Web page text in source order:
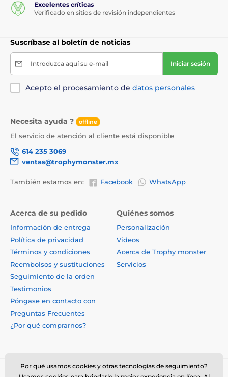
Excelentes críticas
Verificado en sitios de revisión independientes
Suscríbase al boletín de noticias
Introduzca aquí su e-mail Iniciar sesión
Acepto el procesamiento de datos personales
Necesita ayuda ? offline
El servicio de atención al cliente está disponible
614 235 3069
ventas@trophymonster.mx
También estamos en: Facebook WhatsApp
Acerca de su pedido
Información de entrega
Política de privacidad
Términos y condiciones
Reembolsos y sustituciones
Seguimiento de la orden
Testimonios
Póngase en contacto con
Preguntas Frecuentes
¿Por qué comprarnos?
Quiénes somos
Personalización
Vídeos
Acerca de Trophy monster
Servicios
Por qué usamos cookies y otras tecnologías de seguimiento?